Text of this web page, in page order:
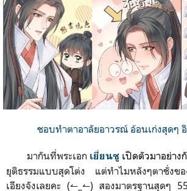
ชอบทำตาอาลัยอาวรณ์ อ้อนเก่งสุดๆ อิอิ
มากันที่พระเอก เยี่ยนซู เปิดตัวมาอย่าง
ยุติธรรมแบบสุดโต่ง แต่ทำไมหลังๆตาชั่งขอ
เอียงจังเลยคะ (↼_↼) สองมาตรฐานสุดๆ